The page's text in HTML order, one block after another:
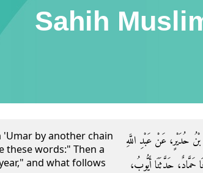
Sahih
by another chain
these words:" Then a
and what follows
حُدَيْرٍ، عَنْ عَبْدِ اللَّهِ
حَدَّثَنَا أَيُّوبُ،